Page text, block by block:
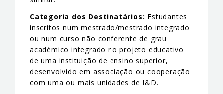
Categoria dos Destinatários: Estudantes
inscritos num mestrado/mestrado integrado
ou num curso não conferente de grau
académico integrado no projeto educativo
de uma instituição de ensino superior,
desenvolvido em associação ou cooperação
com uma ou mais unidades de I&D.